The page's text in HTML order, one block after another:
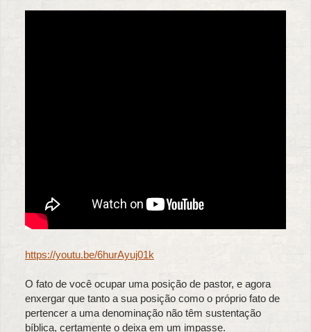
https://youtu.be/6hurAyuj01k
O fato de você ocupar uma posição de pastor, e agora
enxergar que tanto a sua posição como o próprio fato de
pertencer a uma denominação não têm sustentação
bíblica, certamente o deixa em um impasse.